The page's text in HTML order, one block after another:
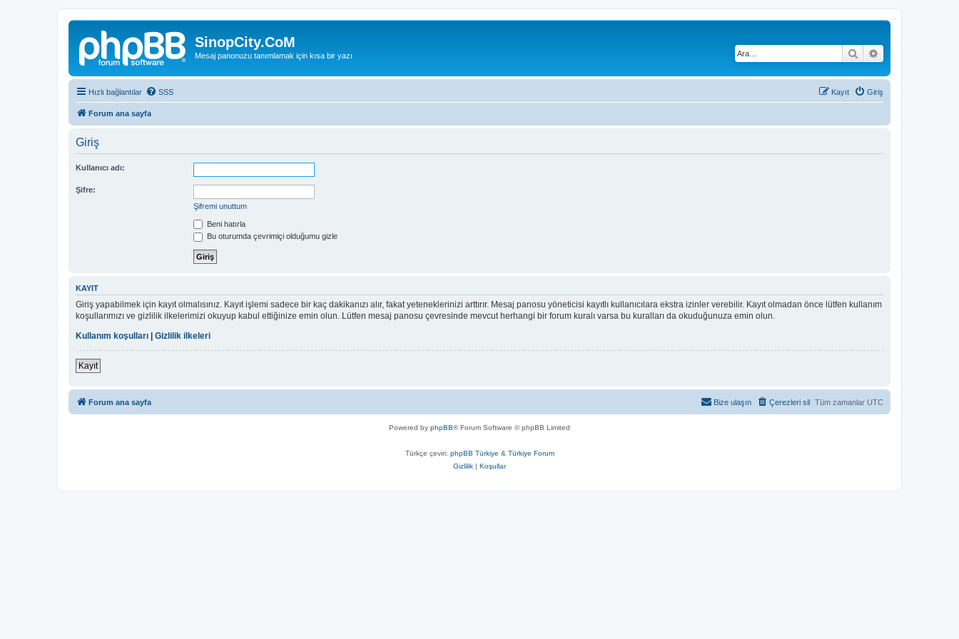
SinopCity.CoM
Mesaj panonuzu tanımlamak için kısa bir yazı Ara
Hızlı bağlantılar SSS Giriş
Kayıt
Forum ana sayfa
Giriş
Kullanıcı adı:
Şifre:
Şifremi unuttum
Beni hatırla
Bu oturumda çevrimiçi olduğumu gizle
KAYIT
Giriş yapabilmek için kayıt olmalısınız. Kayıt işlemi sadece bir kaç dakikanızı alır, fakat yeteneklerinizi arttırır. Mesaj panosu yöneticisi kayıtlı kullanıcılara ekstra izinler verebilir. Kayıt olmadan önce lütfen kullanım
koşullarımızı ve gizlilik ilkelerimizi okuyup kabul ettiğinize emin olun. Lütfen mesaj panosu çevresinde mevcut herhangi bir forum kuralı varsa bu kuralları da okuduğunuza emin olun.
Kullanım koşulları
Gizlilik ilkeleri
Kayıt
Forum ana sayfa Tüm zamanlar UTC
Çerezleri sil
Bize ulaşın
Powered by phpBB® Forum Software © phpBB Limited
Türkçe çeviri: phpBB Türkiye & Türkiye Forum
Gizlilik | Koşullar